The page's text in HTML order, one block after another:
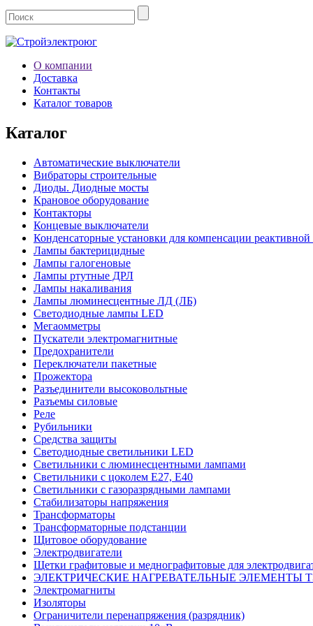
О компании
Доставка
Контакты
Каталог товаров
Каталог
Автоматические выключатели
Вибраторы строительные
Диоды. Диодные мосты
Крановое оборудование
Контакторы
Концевые выключатели
Конденсаторные установки для компенсации
Лампы бактерицидные
Лампы галогеновые
Лампы ртутные ДРЛ
Лампы накаливания
Лампы люминесцентные ЛД (ЛБ)
Светодиодные лампы LED
Мегаомметры
Пускатели электромагнитные
Предохранители
Переключатели пакетные
Прожектора
Разъединители высоковольтные
Разъемы силовые
Реле
Рубильники
Средства защиты
Светодиодные светильники LED
Светильники с люминесцентными лампами
Светильники с цоколем E27, Е40
Светильники с газоразрядными лампами
Стабилизаторы напряжения
Трансформаторы
Трансформаторные подстанции
Щитовое оборудование
Электродвигатели
Щетки графитовые и меднографитовые для
ЭЛЕКТРИЧЕСКИЕ НАГРЕВАТЕЛЬНЫЕ ЭЛЕМЕНТЫ
Электромагниты
Изоляторы
Ограничители перенапряжения (разрядник)